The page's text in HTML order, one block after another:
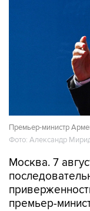
Премьер-министр
Фото: Александр
Москва. 7
премьер-